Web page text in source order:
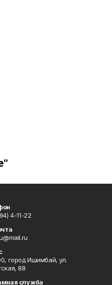
4-11-22
город Ишимбай, ул.
88
служба